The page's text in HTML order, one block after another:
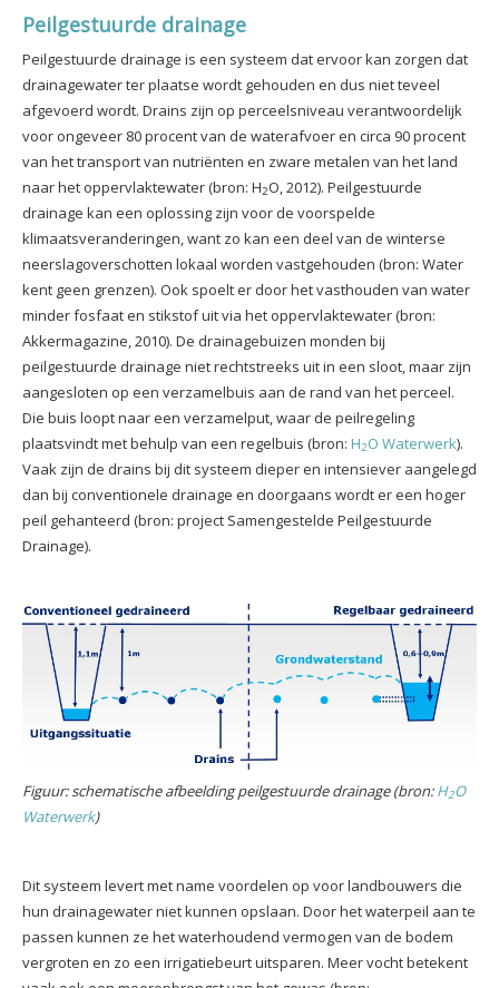
Peilgestuurde drainage
Peilgestuurde drainage is een systeem dat ervoor kan zorgen dat
drainagewater ter plaatse wordt gehouden en dus niet teveel
afgevoerd wordt. Drains zijn op perceelsniveau verantwoordelijk
voor ongeveer 80 procent van de waterafvoer en circa 90 procent
van het transport van nutriënten en zware metalen van het land
naar het oppervlaktewater (bron: H2O, 2012). Peilgestuurde
drainage kan een oplossing zijn voor de voorspelde
klimaatsveranderingen, want zo kan een deel van de winterse
neerslagoverschotten lokaal worden vastgehouden (bron: Water
kent geen grenzen). Ook spoelt er door het vasthouden van water
minder fosfaat en stikstof uit via het oppervlaktewater (bron:
Akkermagazine, 2010). De drainagebuizen monden bij
peilgestuurde drainage niet rechtstreeks uit in een sloot, maar zijn
aangesloten op een verzamelbuis aan de rand van het perceel.
Die buis loopt naar een verzamelput, waar de peilregeling
plaatsvindt met behulp van een regelbuis (bron: H2O Waterwerk).
Vaak zijn de drains bij dit systeem dieper en intensiever aangelegd
dan bij conventionele drainage en doorgaans wordt er een hoger
peil gehanteerd (bron: project Samengestelde Peilgestuurde
Drainage).
Figuur: schematische afbeelding peilgestuurde drainage (bron:H2O
Waterwerk)
Dit systeem levert met name voordelen op voor landbouwers die
hun drainagewater niet kunnen opslaan. Door het waterpeil aan te
passen kunnen ze het waterhoudend vermogen van de bodem
vergroten en zo een irrigatiebeurt uitsparen. Meer vocht betekent